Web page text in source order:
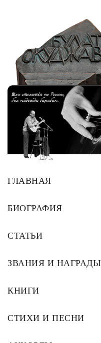
ГЛАВНАЯ
БИОГРАФИЯ
СТАТЬИ
ЗВАНИЯ И НАГРАДЫ
КНИГИ
СТИХИ И ПЕСНИ